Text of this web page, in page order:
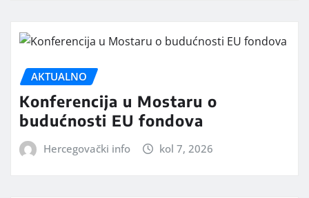
AKTUALNO
Konferencija u Mostaru o
budućnosti EU fondova
Hercegovački info kol 7, 2026